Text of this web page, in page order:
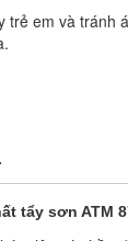
trẻ em và tránh
tẩy sơn ATM